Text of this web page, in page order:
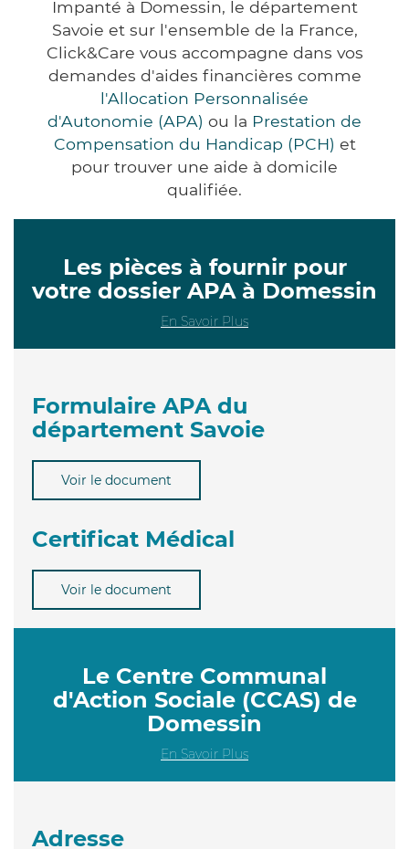
Impanté à Domessin, le département
Savoie et sur l'ensemble de la France,
Click&Care vous accompagne dans vos
demandes d'aides financières comme
l'Allocation Personnalisée
d'Autonomie (APA) ou la Prestation de
Compensation du Handicap (PCH) et
pour trouver une aide à domicile
qualifiée.
Les pièces à fournir pour
votre dossier APA à Domessin
En Savoir Plus
Formulaire APA du
département Savoie
Voir le document
Certificat Médical
Voir le document
Le Centre Communal
d'Action Sociale (CCAS) de
Domessin
En Savoir Plus
Adresse